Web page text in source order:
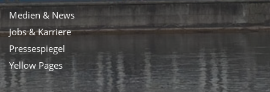
Medien & News
Jobs & Karriere
Pressespiegel
Yellow Pages